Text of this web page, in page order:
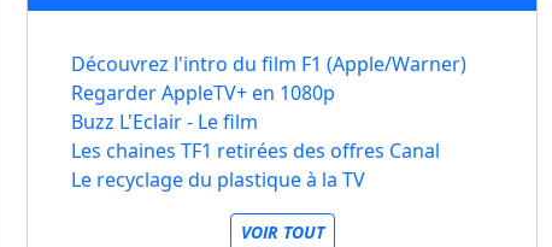
Découvrez l'intro du film F1 (Apple/Warner)
Regarder AppleTV+ en 1080p
Buzz L'Eclair - Le film
Les chaines TF1 retirées des offres Canal
Le recyclage du plastique à la TV
VOIR TOUT